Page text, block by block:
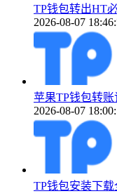
TP钱包转出HT
2026-08-07
苹果TP钱包转
2026-08-07
TP钱包安装下